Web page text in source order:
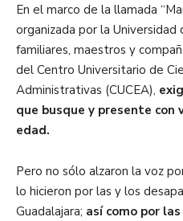
En el marco de la llamada
organizada por la Universidad
familiares, maestros y
del Centro Universitario de
Administrativas (CUCEA),
que busque y presente con
edad.
Pero no sólo alzaron la voz
lo hicieron por las y los
Guadalajara; así como por